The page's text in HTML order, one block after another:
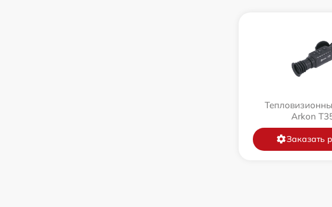
Arkon
Заказать